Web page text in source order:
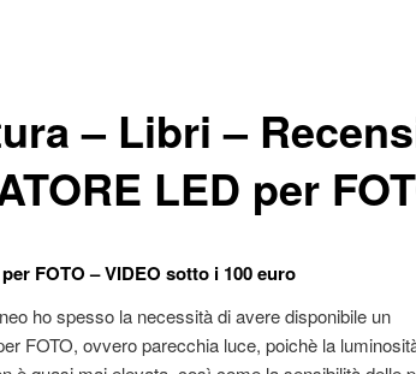
– Libri –
LED per
FOTO – VIDEO sotto i 100 euro
ho spesso la necessità di avere disponibile un
FOTO, ovvero parecchia luce, poichè la